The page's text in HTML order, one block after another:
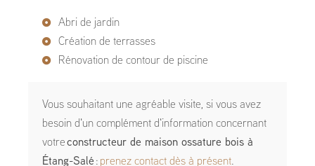
Abri de jardin
Création de terrasses
Rénovation de contour de piscine
Vous souhaitant une agréable visite, si vous avez
besoin d'un complément d'information concernant
votre constructeur de maison ossature bois à
Étang-Salé : prenez contact dès à présent.